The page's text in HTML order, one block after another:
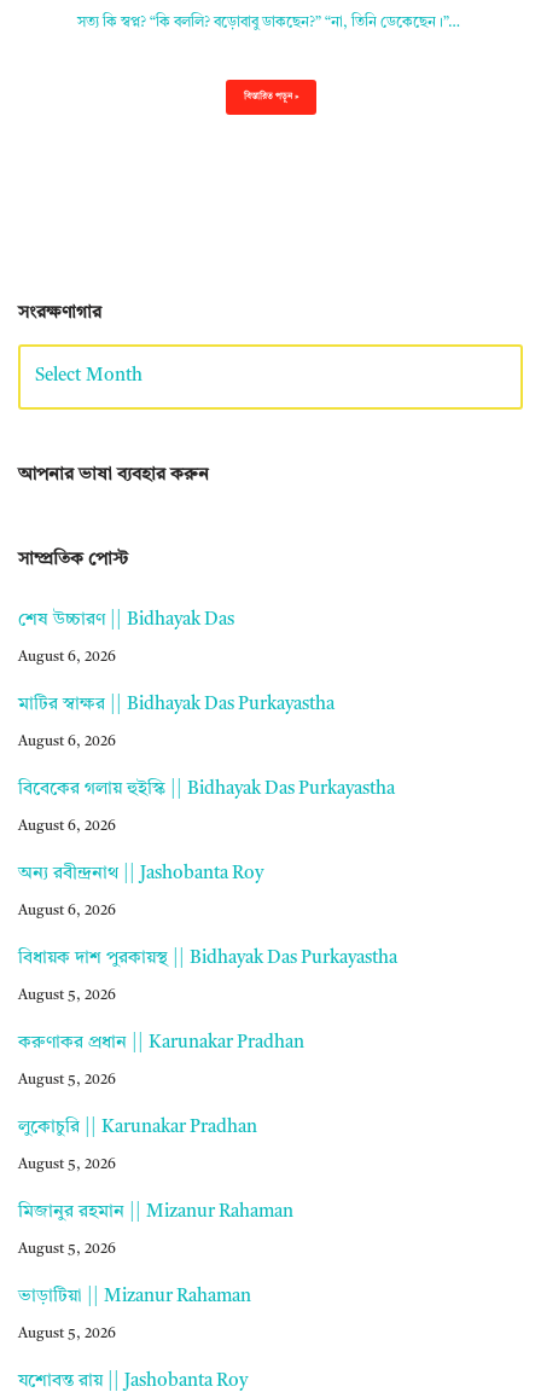
সত্য কি স্বপ্ন? “কি বললি? বড়োবাবু ডাকছেন?” “না, তিনি ডেকেছেন।”…
বিস্তারিত পড়ুন »
সংরক্ষণাগার
আপনার ভাষা ব্যবহার করুন
সাম্প্রতিক পোস্ট
শেষ উচ্চারণ || Bidhayak Das
August 6, 2026
মাটির স্বাক্ষর || Bidhayak Das Purkayastha
August 6, 2026
বিবেকের গলায় হুইস্কি || Bidhayak Das Purkayastha
August 6, 2026
অন্য রবীন্দ্রনাথ || Jashobanta Roy
August 6, 2026
বিধায়ক দাশ পুরকায়স্থ || Bidhayak Das Purkayastha
August 5, 2026
করুণাকর প্রধান || Karunakar Pradhan
August 5, 2026
লুকোচুরি || Karunakar Pradhan
August 5, 2026
মিজানুর রহমান || Mizanur Rahaman
August 5, 2026
ভাড়াটিয়া || Mizanur Rahaman
August 5, 2026
যশোবন্ত রায় || Jashobanta Roy